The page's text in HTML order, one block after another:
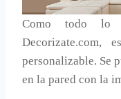
Como todo lo
Decorizate.com,
personalizable. Se
en la pared con la